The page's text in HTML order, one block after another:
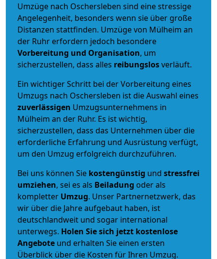
Umzüge nach Oschersleben sind eine stressige
Angelegenheit, besonders wenn sie über große
Distanzen stattfinden. Umzüge von Mülheim an
der Ruhr erfordern jedoch besondere
Vorbereitung und Organisation, um
sicherzustellen, dass alles reibungslosverläuft.
Ein wichtiger Schritt bei der Vorbereitung eines
Umzugs nach Oschersleben ist die Auswahl eines
zuverlässigen Umzugsunternehmens in
Mülheim an der Ruhr. Es ist wichtig,
sicherzustellen, dass das Unternehmen über die
erforderliche Erfahrung und Ausrüstung verfügt,
um den Umzug erfolgreich durchzuführen.
Bei uns können Sie kostengünstig und stressfrei
umziehen, sei es als Beiladung oder als
kompletter Umzug. Unser Partnernetzwerk, das
wir über die Jahre aufgebaut haben, ist
deutschlandweit und sogar international
unterwegs. Holen Sie sich jetzt kostenlose
Angebote und erhalten Sie einen ersten
Überblick über die Kosten für Ihren Umzug.